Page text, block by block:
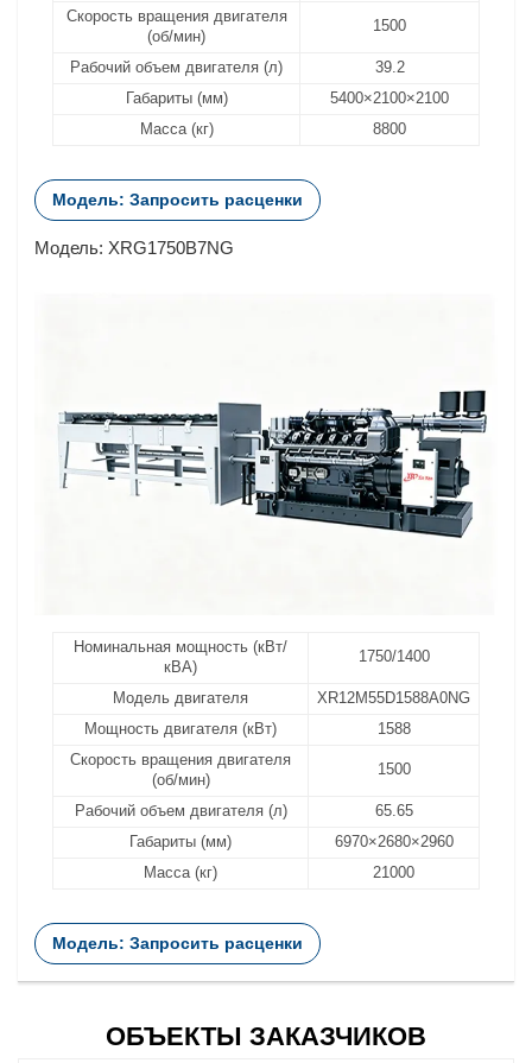
Скорость вращения двигателя
(об/мин)
1500
Рабочий объем двигателя (л)
39.2
Габариты (мм)
5400×2100×2100
Масса (кг)
8800
Модель: Запросить расценки
Модель: XRG1750B7NG
Номинальная мощность (кВт/
кВА)
1750/1400
Модель двигателя
XR12M55D1588A0NG
Мощность двигателя (кВт)
1588
Скорость вращения двигателя
(об/мин)
1500
Рабочий объем двигателя (л)
65.65
Габариты (мм)
6970×2680×2960
Масса (кг)
21000
Модель: Запросить расценки
ОБЪЕКТЫ ЗАКАЗЧИКОВ